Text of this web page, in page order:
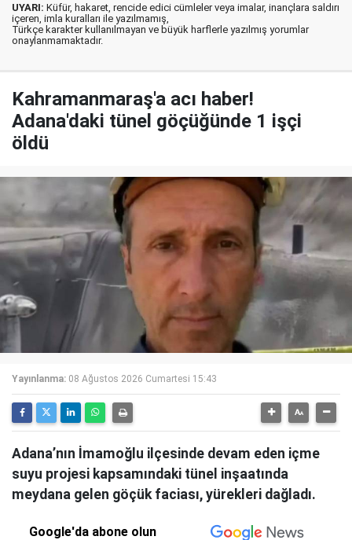
UYARI: Küfür, hakaret, rencide edici cümleler veya imalar, inançlara saldırı
içeren, imla kuralları ile yazılmamış,
Türkçe karakter kullanılmayan ve büyük harflerle yazılmış yorumlar
onaylanmamaktadır.
Kahramanmaraş'a acı haber!
Adana'daki tünel göçüğünde 1 işçi
öldü
Yayınlanma: 08 Ağustos 2026 Cumartesi 15:43
Adana’nın İmamoğlu ilçesinde devam eden içme
suyu projesi kapsamındaki tünel inşaatında
meydana gelen göçük faciası, yürekleri dağladı.
Google'da abone olun